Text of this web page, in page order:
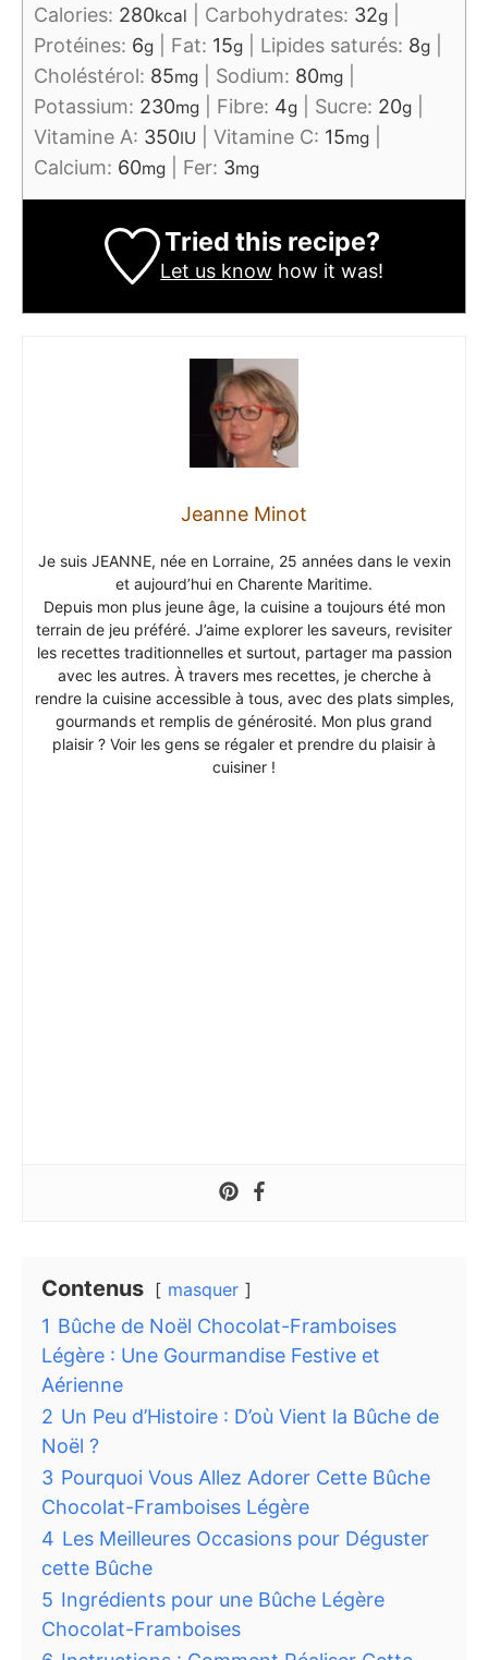
Calories: 280kcal Carbohydrates: 32g
Protéines: 6g Fat: 15g Lipides saturés: 8g
Choléstérol: 85mg Sodium: 80mg
Potassium: 230mg Fibre: 4g Sucre: 20g
Vitamine A: 350IU Vitamine C: 15mg
Calcium: 60mg Fer: 3mg
Tried this recipe?
Let us know how it was!
Jeanne Minot
Je suis JEANNE, née en Lorraine, 25 années dans le vexin
et aujourd’hui en Charente Maritime.
Depuis mon plus jeune âge, la cuisine a toujours été mon
terrain de jeu préféré. J’aime explorer les saveurs, revisiter
les recettes traditionnelles et surtout, partager ma passion
avec les autres. À travers mes recettes, je cherche à
rendre la cuisine accessible à tous, avec des plats simples,
gourmands et remplis de générosité. Mon plus grand
plaisir ? Voir les gens se régaler et prendre du plaisir à
cuisiner !
Contenus masquer
1 Bûche de Noël Chocolat-Framboises
Légère : Une Gourmandise Festive et
Aérienne
2 Un Peu d’Histoire : D’où Vient la Bûche de
Noël ?
3 Pourquoi Vous Allez Adorer Cette Bûche
Chocolat-Framboises Légère
4 Les Meilleures Occasions pour Déguster
cette Bûche
5 Ingrédients pour une Bûche Légère
Chocolat-Framboises